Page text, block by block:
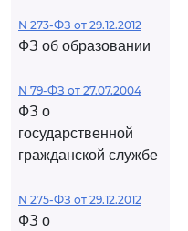
N 273-ФЗ от 29.12.2012
ФЗ об образовании
N 79-ФЗ от 27.07.2004
ФЗ о
государственной
гражданской службе
N 275-ФЗ от 29.12.2012
ФЗ о